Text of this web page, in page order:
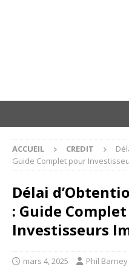
ACCUEIL CREDIT
Guide Complet pour
Délai
: Guide
Investisseurs
mars 4, 2025 Phil Barney